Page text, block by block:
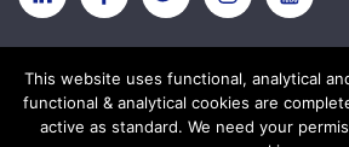
Descargo de responsabilidad
Cookies
This website uses functional, analytical
functional & analytical cookies are
active as standard. We need your